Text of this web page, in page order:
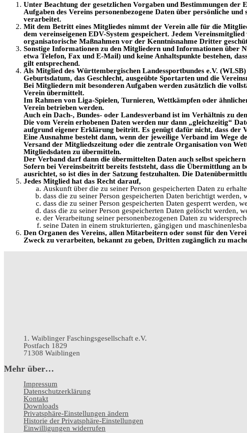
Unter Beachtung der gesetzlichen Vorgaben und Bestimmungen der
Aufgaben des Vereins personenbezogene Daten über persönliche und
verarbeitet.
Mit dem Betritt eines Mitgliedes nimmt der Verein alle für die
dem vereinseigenen EDV-System gespeichert. Jedem Vereinsmitglied
organisatorische Maßnahmen vor der Kenntnisnahme Dritter
Sonstige Informationen zu den Mitgliedern und Informationen über
etwa Telefon, Fax und E-Mail) und keine Anhaltspunkte bestehen,
gilt entsprechend.
Als Mitglied des Württembergischen Landessportbundes e.V.
Geburtsdatum, das Geschlecht, ausgeübte Sportarten und die
Bei Mitgliedern mit besonderen Aufgaben werden zusätzlich die
Verein übermittelt.
Im Rahmen von Liga-Spielen, Turnieren, Wettkämpfen oder
Verein betrieben werden.
Auch ein Dach-, Bundes- oder Landesverband ist im Verhältnis zu
Die vom Verein erhobenen Daten werden nur dann „gleichzeitig“
aufgrund eigener Erklärung beitritt. Es genügt dafür nicht, dass der
Eine Ausnahme besteht dann, wenn der jeweilige Verband im Wege
Versand der Mitgliedszeitung oder die zentrale Organisation von
Mitgliedsdaten zu übermitteln.
Der Verband darf dann die übermittelten Daten auch selbst
Sofern bei Vereinsbeitritt bereits feststeht, dass die Übermittlung an
ausrichtet, so ist dies in der Satzung festzuhalten. Die
Jedes Mitglied hat das Recht darauf,
Auskunft über die zu seiner Person gespeicherten Daten zu
dass die zu seiner Person gespeicherten Daten berichtigt werden,
dass die zu seiner Person gespeicherten Daten gesperrt werden,
dass die zu seiner Person gespeicherten Daten gelöscht
der Verarbeitung seiner personenbezogenen Daten zu
seine Daten in einem strukturierten, gängigen und
Den Organen des Vereins, allen Mitarbeitern oder sonst für den
Zweck zu verarbeiten, bekannt zu geben, Dritten zugänglich zu
1. Waiblinger Faschingsgesellschaft e.V.
Postfach 1829
71308 Waiblingen
Mehr über…
Impressum
Datenschutz­erklärung
Kontakt
Downloads
Privatsphäre-Einstellungen ändern
Historie der Privatsphäre-Einstellungen
Einwilligungen widerrufen